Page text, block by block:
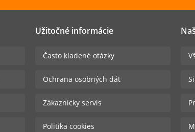
Užitočné informácie
Často kladené otázky
Ochrana osobných dát
Zákaznícky servis
Politika cookies